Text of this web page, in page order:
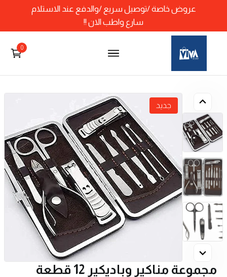
عروض خاصة /توصيل سريع /والدفع عند الاستلام
سارع واطب الان !!
0
جديد
مجموعة مناكير وباديكير 12 قطعة